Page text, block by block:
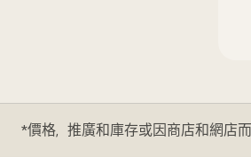
*價格，推廣和庫存或因商店和網店